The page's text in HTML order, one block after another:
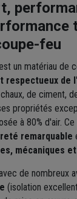
feu
un matériau de
respectueux de
de ciment,
propriétés
à 80% d'air.
remarquable
mécaniques
de nombreux
(isolation